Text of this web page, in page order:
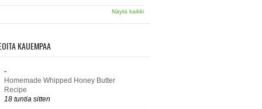
Näytä kaikki
KAUEMPAA
-
Homemade Whipped Honey Butter
Recipe
18 tuntia sitten